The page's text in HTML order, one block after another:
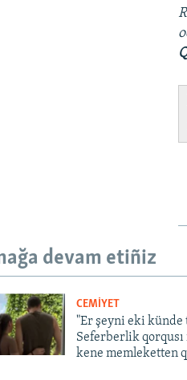
devam etiñiz
CEMİYET
"Er şeyni eki künde
Seferberlik
kene memleketten